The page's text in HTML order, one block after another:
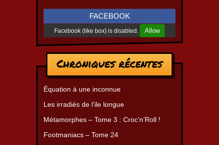
FACEBOOK
Facebook (like box) is disabled. Allow
Chroniques récentes
Équation à une inconnue
Les irradiés de l’ile longue
Métamorphes – Tome 3 : Croc’n’Roll !
Footmaniacs – Tome 24